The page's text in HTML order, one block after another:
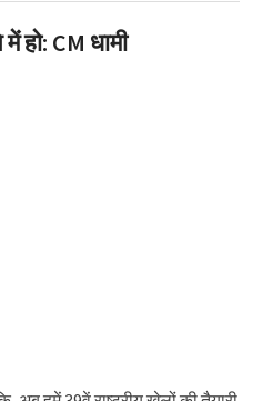
CM धामी